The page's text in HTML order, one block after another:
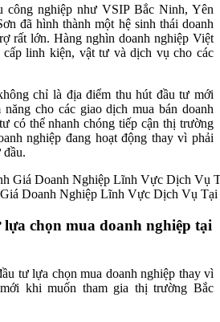
công nghiệp như VSIP Bắc Ninh, Yên
đã hình thành một hệ sinh thái doanh
rất lớn. Hàng nghìn doanh nghiệp Việt
cấp linh kiện, vật tư và dịch vụ cho các
chỉ là địa điểm thu hút đầu tư mới
cho các giao dịch mua bán doanh
có thể nhanh chóng tiếp cận thị trường
nghiệp đang hoạt động thay vì phải
Doanh Nghiệp Lĩnh Vực Dịch Vụ
chọn mua doanh nghiệp tại
tư lựa chọn mua doanh nghiệp thay vì
khi muốn tham gia thị trường Bắc